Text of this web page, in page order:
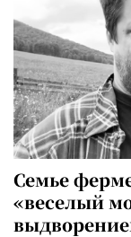
Семье
«веселый